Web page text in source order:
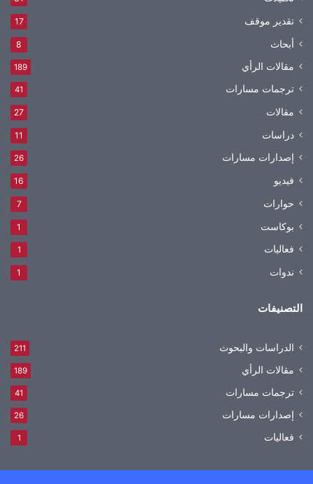
تقدير موقف 17
أبحاث 8
مقالات الرأي 189
ترجمات مسارات 41
مقالات 27
دراسات 11
إصدارات مسارات 26
فيديو 16
حوارات 7
بوكاست 1
فعاليات 1
ندوات 1
التصنيفات
الدراسات والبحوث 211
مقالات الرأي 189
ترجمات مسارات 41
إصدارات مسارات 26
فعاليات 1